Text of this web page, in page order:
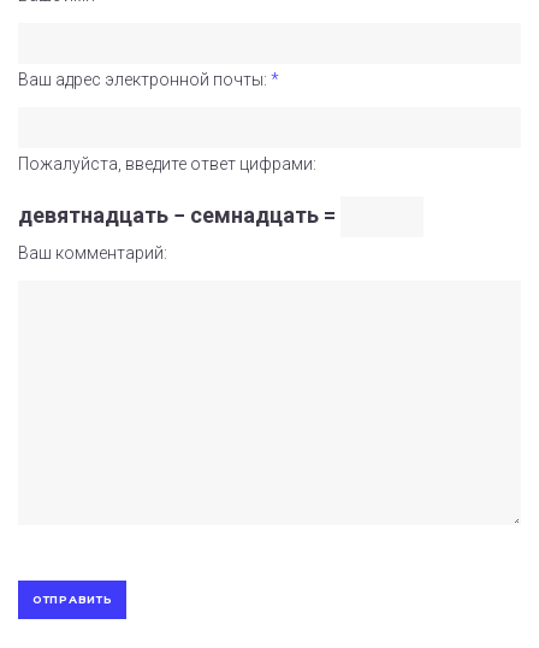
Ваш адрес электронной почты: *
Пожалуйста, введите ответ цифрами:
девятнадцать − семнадцать =
Ваш комментарий: